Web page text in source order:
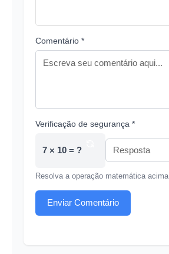
Comentário *
Verificação de segurança *
7 × 10 = ?
Resolva a operação matemática acima
Enviar Comentário